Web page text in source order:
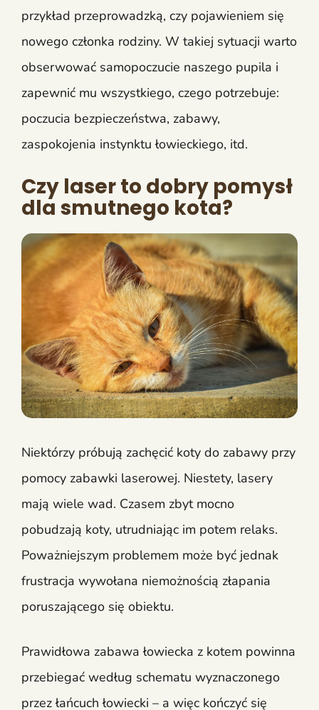
przykład przeprowadzką, czy pojawieniem się
nowego członka rodziny. W takiej sytuacji warto
obserwować samopoczucie naszego pupila i
zapewnić mu wszystkiego, czego potrzebuje:
poczucia bezpieczeństwa, zabawy,
zaspokojenia instynktu łowieckiego, itd.
Czy laser to dobry pomysł
dla smutnego kota?
Niektórzy próbują zachęcić koty do zabawy przy
pomocy zabawki laserowej. Niestety, lasery
mają wiele wad. Czasem zbyt mocno
pobudzają koty, utrudniając im potem relaks.
Poważniejszym problemem może być jednak
frustracja wywołana niemożnością złapania
poruszającego się obiektu.
Prawidłowa zabawa łowiecka z kotem powinna
przebiegać według schematu wyznaczonego
przez łańcuch łowiecki – a więc kończyć się